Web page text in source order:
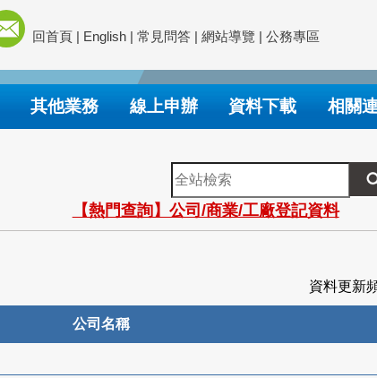
回首頁 | English | 常見問答 | 網站導覽 | 公務專區
其他業務 線上申辦 資料下載 相關
全
站
檢
索
【熱門查詢】公司/商業/工廠登記資料
資料更新
公司名稱